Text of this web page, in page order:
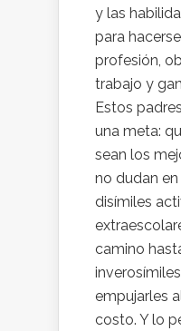
y las
para
profesión,
trabajo y
Estos
una meta:
sean los
no dudan
disímiles
camino
empujarles
costo. Y lo